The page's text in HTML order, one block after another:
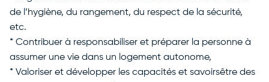
de l’hygiène, du rangement, du respect de la sécurité,
etc.
* Contribuer à responsabiliser et préparer la personne à
assumer une vie dans un logement autonome,
* Valoriser et développer les capacités et savoirsêtre des